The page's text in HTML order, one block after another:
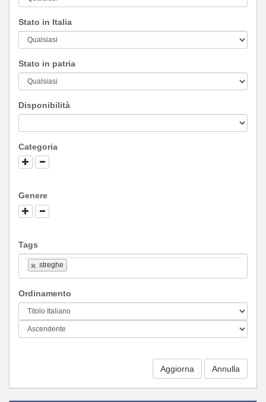
Stato in Italia
Stato in patria
Disponibilità
Categoria
Genere
Tags
streghe
Ordinamento
Aggiorna